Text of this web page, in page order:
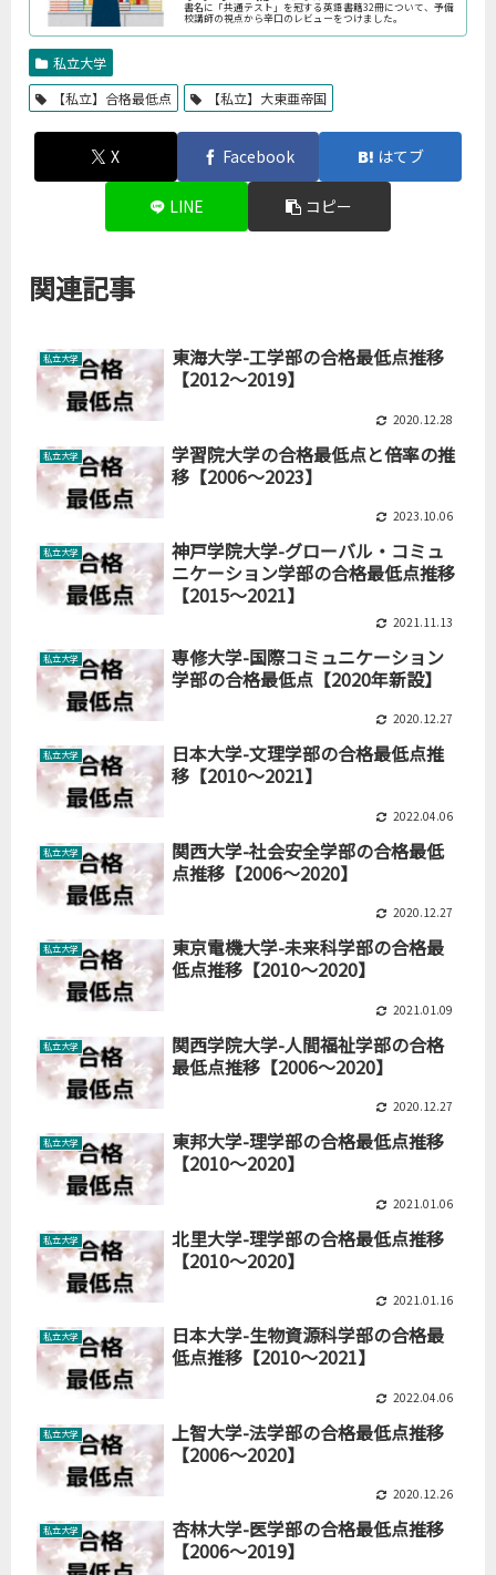
書名に「共通テスト」を冠する英語書籍32冊について、予備
校講師の視点から辛口のレビューをつけました。
私立大学
【私立】合格最低点
【私立】大東亜帝国
X Facebook はてブ
LINE コピー
関連記事
私立大学
東海大学-工学部の合格最低点推移
【2012～2019】
2020.12.28
私立大学
学習院大学の合格最低点と倍率の推
移【2006～2023】
2023.10.06
私立大学
神戸学院大学-グローバル・コミュ
ニケーション学部の合格最低点推移
【2015～2021】
2021.11.13
私立大学
専修大学-国際コミュニケーション
学部の合格最低点【2020年新設】
2020.12.27
私立大学
日本大学-文理学部の合格最低点推
移【2010～2021】
2022.04.06
私立大学
関西大学-社会安全学部の合格最低
点推移【2006～2020】
2020.12.27
私立大学
東京電機大学-未来科学部の合格最
低点推移【2010～2020】
2021.01.09
私立大学
関西学院大学-人間福祉学部の合格
最低点推移【2006～2020】
2020.12.27
私立大学
東邦大学-理学部の合格最低点推移
【2010～2020】
2021.01.06
私立大学
北里大学-理学部の合格最低点推移
【2010～2020】
2021.01.16
私立大学
日本大学-生物資源科学部の合格最
低点推移【2010～2021】
2022.04.06
私立大学
上智大学-法学部の合格最低点推移
【2006～2020】
2020.12.26
私立大学
杏林大学-医学部の合格最低点推移
【2006～2019】